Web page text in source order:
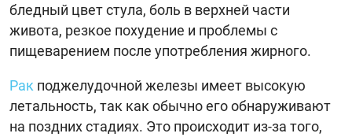
бледный цвет стула, боль в верхней части
живота, резкое похудение и проблемы с
пищеварением после употребления жирного.
Рак поджелудочной железы имеет высокую
летальность, так как обычно его обнаруживают
на поздних стадиях. Это происходит из-за того,